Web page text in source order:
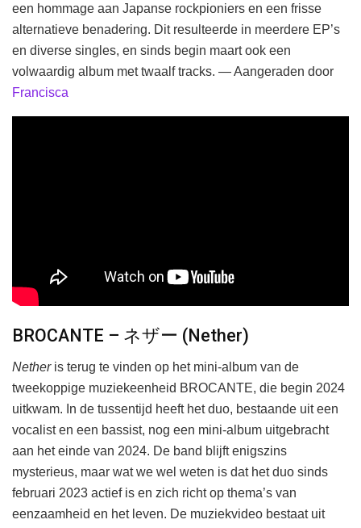
een hommage aan Japanse rockpioniers en een frisse
alternatieve benadering. Dit resulteerde in meerdere EP’s
en diverse singles, en sinds begin maart ook een
volwaardig album met twaalf tracks. — Aangeraden door
Francisca
BROCANTE – ネザー (Nether)
Netheris terug te vinden op het mini-album van de
tweekoppige muziekeenheid BROCANTE, die begin 2024
uitkwam. In de tussentijd heeft het duo, bestaande uit een
vocalist en een bassist, nog een mini-album uitgebracht
aan het einde van 2024. De band blijft enigszins
mysterieus, maar wat we wel weten is dat het duo sinds
februari 2023 actief is en zich richt op thema’s van
eenzaamheid en het leven. De muziekvideo bestaat uit